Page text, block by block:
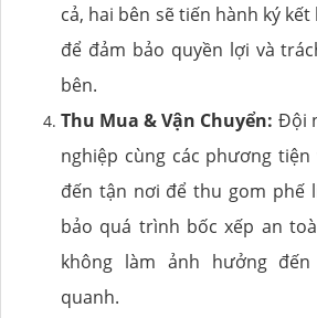
cả, hai bên sẽ tiến hành ký
để đảm bảo quyền lợi và
bên.
Thu Mua & Vận Chuyển: Đội
nghiệp cùng các phương
đến tận nơi để thu gom phế
bảo quá trình bốc xếp an
không làm ảnh hưởng
quanh.